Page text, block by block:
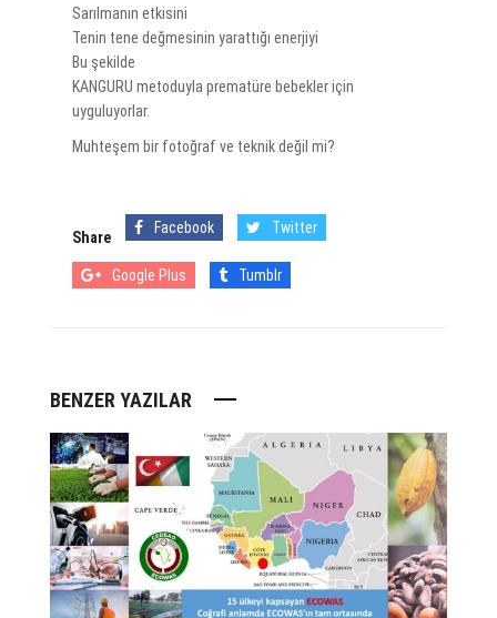
Sarılmanın etkisini
Tenin tene değmesinin yarattığı enerjiyi
Bu şekilde
KANGURU metoduyla prematüre bebekler için
uyguluyorlar.
Muhteşem bir fotoğraf ve teknik değil mi?
Share
Facebook Twitter
Google Plus Tumblr
BENZER YAZILAR